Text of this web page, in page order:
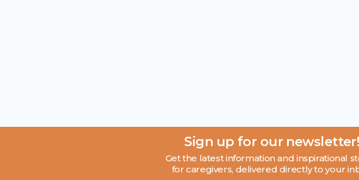
Sign up for our newsletter!
Get the latest information and inspirational
for caregivers, delivered directly to your